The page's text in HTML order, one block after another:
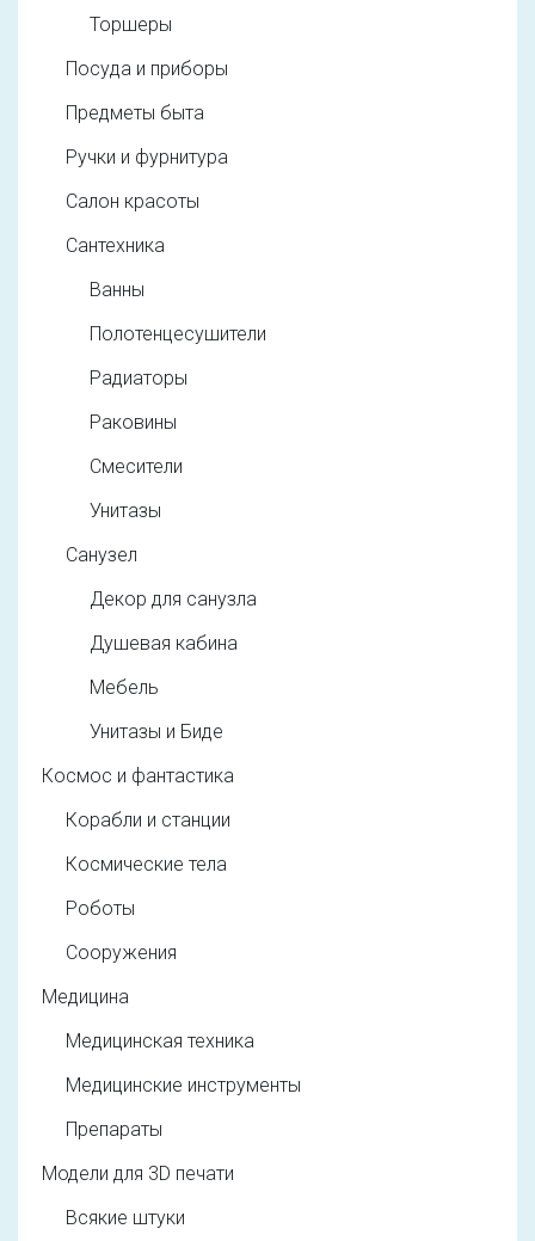
Торшеры
Посуда и приборы
Предметы быта
Ручки и фурнитура
Салон красоты
Сантехника
Ванны
Полотенцесушители
Радиаторы
Раковины
Смесители
Унитазы
Санузел
Декор для санузла
Душевая кабина
Мебель
Унитазы и Биде
Космос и фантастика
Корабли и станции
Космические тела
Роботы
Сооружения
Медицина
Медицинская техника
Медицинские инструменты
Препараты
Модели для 3D печати
Всякие штуки